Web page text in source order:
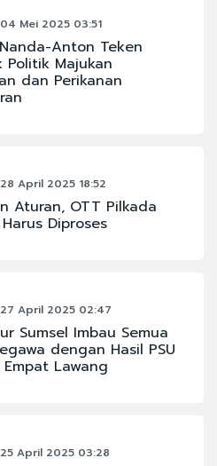
04 Mei 2025 03:51
Anton Teken
Politik Majukan
dan Perikanan
28 April 2025 18:52
Aturan, OTT Pilkada
Diproses
27 April 2025 02:47
Sumsel Imbau Semua
dengan Hasil PSU
Lawang
25 April 2025 03:28